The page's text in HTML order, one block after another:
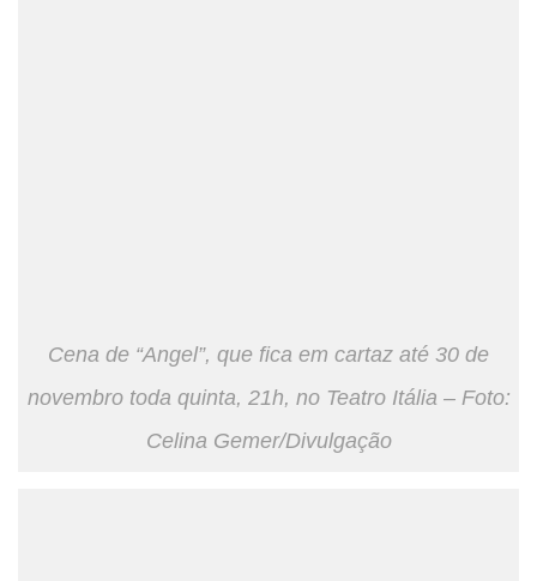
Cena de “Angel”, que fica em cartaz até 30 de
novembro toda quinta, 21h, no Teatro Itália – Foto:
Celina Gemer/Divulgação